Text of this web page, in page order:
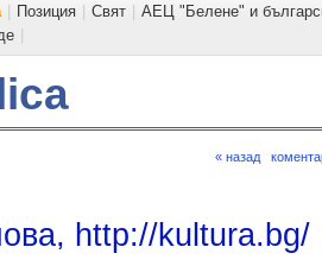
Позиция Свят
АЕЦ "Белене" и
« назад
http://kultura.bg/